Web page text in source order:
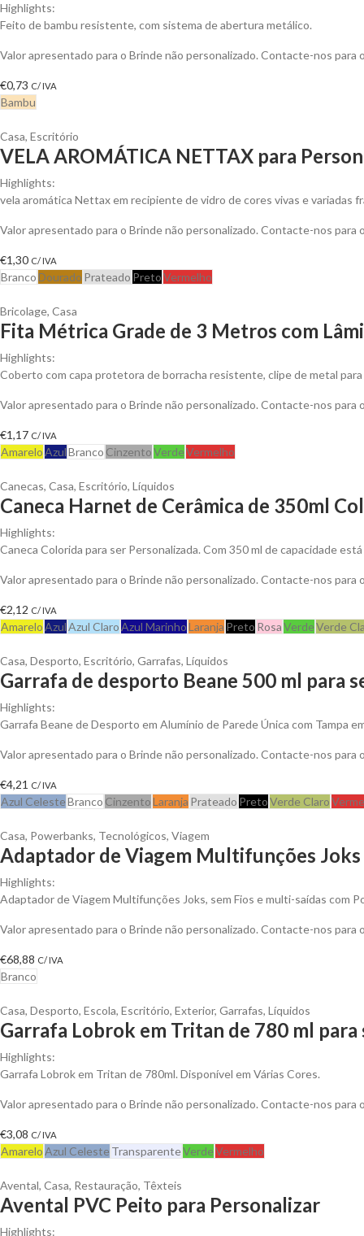
Highlights:
Feito de bambu resistente, com sistema de abertura metálico.
Valor apresentado para o Brinde não personalizado. Contacte-nos
€0,73 C/ IVA
Bambu
Casa, Escritório
VELA AROMÁTICA NETTAX para
Highlights:
vela aromática Nettax em recipiente de vidro de cores vivas e variadas
Valor apresentado para o Brinde não personalizado. Contacte-nos
€1,30 C/ IVA
Branco Dourado Prateado PretoVermelho
Bricolage, Casa
Fita Métrica Grade de 3 Metros com
Highlights:
Coberto com capa protetora de borracha resistente, clipe de metal
Valor apresentado para o Brinde não personalizado. Contacte-nos
€1,17 C/ IVA
AmareloAzulBranco CinzentoVerdeVermelho
Canecas, Casa, Escritório, Líquidos
Caneca Harnet de Cerâmica de 350ml
Highlights:
Caneca Colorida para ser Personalizada. Com 350 ml de capacidade
Valor apresentado para o Brinde não personalizado. Contacte-nos
€2,12 C/ IVA
AmareloAzulAzul ClaroAzul MarinhoLaranja Preto RosaVerdeVerde
Casa, Desporto, Escritório, Garrafas, Líquidos
Garrafa de desporto Beane 500 ml para
Highlights:
Garrafa Beane de Desporto em Alumínio de Parede Única com Tampa
Valor apresentado para o Brinde não personalizado. Contacte-nos
€4,21 C/ IVA
Azul CelesteBranco CinzentoLaranja Prateado PretoVerde Claro
Casa, Powerbanks, Tecnológicos, Viagem
Adaptador de Viagem Multifunções
Highlights:
Adaptador de Viagem Multifunções Joks, sem Fios e multi-saídas com
Valor apresentado para o Brinde não personalizado. Contacte-nos
€68,88 C/ IVA
Branco
Casa, Desporto, Escola, Escritório, Exterior, Garrafas, Líquidos
Garrafa Lobrok em Tritan de 780 ml para
Highlights:
Garrafa Lobrok em Tritan de 780ml. Disponível em Várias Cores.
Valor apresentado para o Brinde não personalizado. Contacte-nos
€3,08 C/ IVA
AmareloAzul Celeste TransparenteVerdeVermelho
Avental, Casa, Restauração, Têxteis
Avental PVC Peito para Personalizar
Highlights: